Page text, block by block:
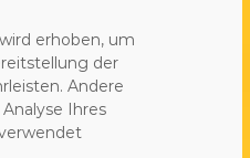
erhoben, um
der
Andere
Ihres